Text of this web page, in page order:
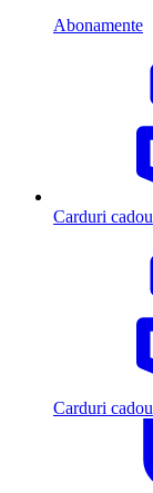
Abonamente
Carduri cadou
Carduri cadou